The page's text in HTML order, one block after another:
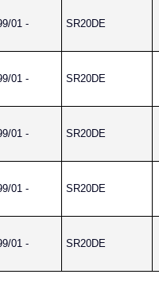
01 - SR20DE
01 - SR20DE
01 - SR20DE
01 - SR20DE
01 - SR20DE